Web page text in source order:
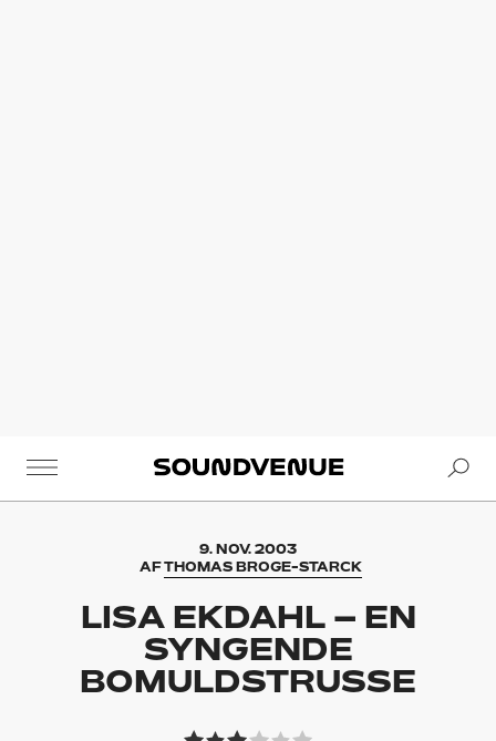
Soundvenue
9. NOV. 2003
AFTHOMAS BROGE-STARCK
LISA EKDAHL – EN
SYNGENDE
BOMULDSTRUSSE